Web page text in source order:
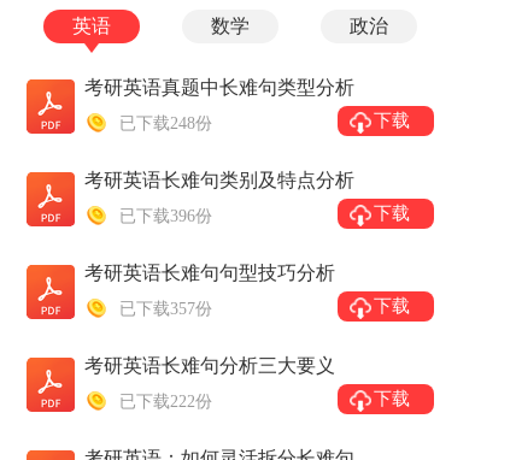
英语 数学 政治
考研英语真题中长难句类型分析
已下载248份 下载
考研英语长难句类别及特点分析
已下载396份 下载
考研英语长难句句型技巧分析
已下载357份 下载
考研英语长难句分析三大要义
已下载222份 下载